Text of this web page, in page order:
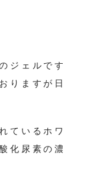
ジェルです
りますが日
ているホワ
化尿素の濃